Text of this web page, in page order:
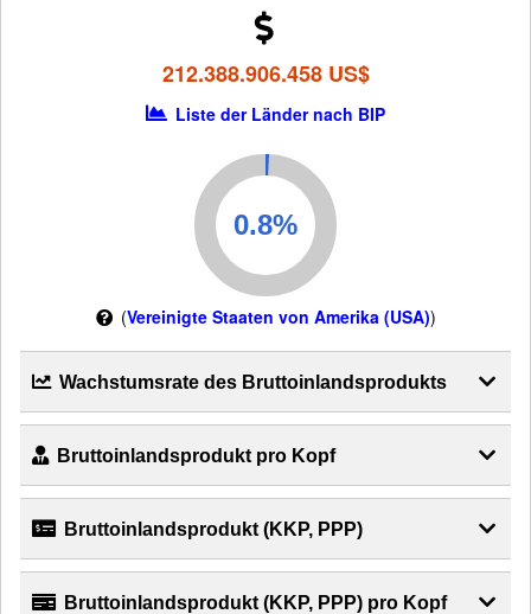
212.388.906.458 US$
Liste der Länder nach BIP
(Vereinigte Staaten von Amerika (USA))
Wachstumsrate des Bruttoinlandsprodukts
Bruttoinlandsprodukt pro Kopf
Bruttoinlandsprodukt (KKP, PPP)
Bruttoinlandsprodukt (KKP, PPP) pro Kopf